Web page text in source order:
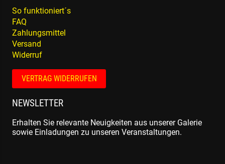
So funktioniert´s
FAQ
Zahlungsmittel
Versand
Widerruf
VERTRAG WIDERRUFEN
NEWSLETTER
Erhalten Sie relevante Neuigkeiten aus unserer Galerie
sowie Einladungen zu unseren Veranstaltungen.